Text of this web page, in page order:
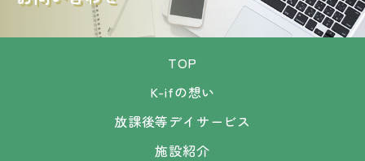
TOP
K-ifの想い
放課後等デイサービス
施設紹介